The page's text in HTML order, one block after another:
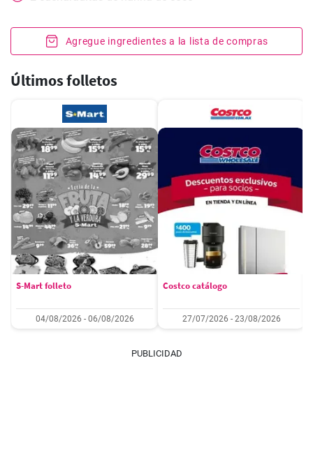
Agregue ingredientes a la lista de compras
Últimos folletos
S-Mart folleto
04/08/2026 - 06/08/2026
Costco catálogo
27/07/2026 - 23/08/2026
PUBLICIDAD